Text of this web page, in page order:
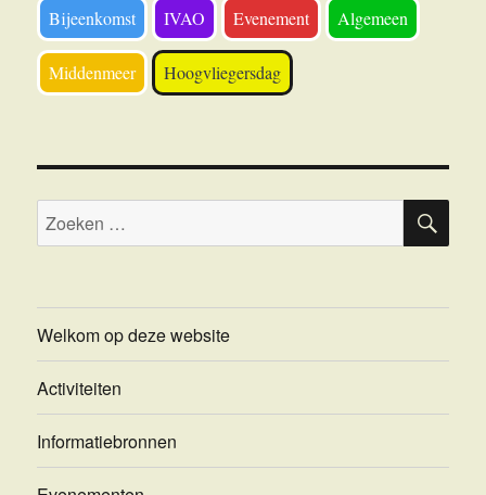
Bijeenkomst IVAO Evenement Algemeen
Middenmeer Hoogvliegersdag
Zoeken
naar:
Welkom op deze website
Activiteiten
Informatiebronnen